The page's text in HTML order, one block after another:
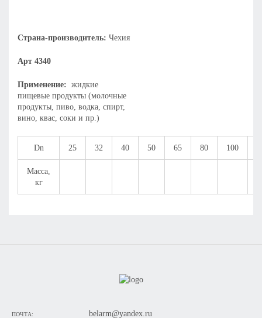
Страна-производитель: Чехия
Арт 4340
Применение: жидкие
пищевые продукты (молочные
продукты, пиво, водка, спирт,
вино, квас, соки и пр.)
Dn 25 32 40 50 65 80 100
Масса,
кг
ПОЧТА: belarm@yandex.ru